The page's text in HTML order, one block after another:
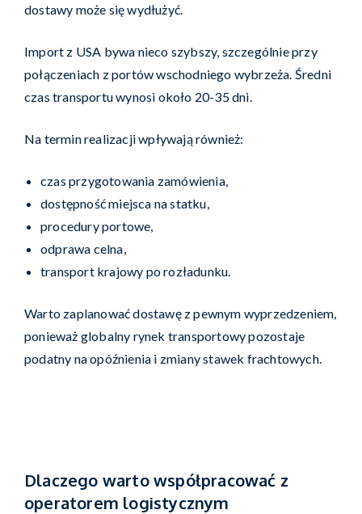
dostawy może się wydłużyć.
Import z USA bywa nieco szybszy, szczególnie przy
połączeniach z portów wschodniego wybrzeża. Średni
czas transportu wynosi około 20-35 dni.
Na termin realizacji wpływają również:
czas przygotowania zamówienia,
dostępność miejsca na statku,
procedury portowe,
odprawa celna,
transport krajowy po rozładunku.
Warto zaplanować dostawę z pewnym wyprzedzeniem,
ponieważ globalny rynek transportowy pozostaje
podatny na opóźnienia i zmiany stawek frachtowych.
Dlaczego warto współpracować z
operatorem logistycznym